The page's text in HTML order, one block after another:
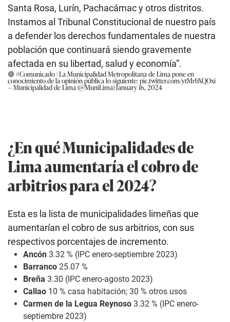
Santa Rosa, Lurín, Pachacámac y otros distritos.
Instamos al Tribunal Constitucional de nuestro país
a defender los derechos fundamentales de nuestra
población que continuará siendo gravemente
afectada en su libertad, salud y economía”.
🔴#Comunicado | La Municipalidad Metropolitana de Lima pone en
conocimiento de la opinión pública lo siguiente:pic.twitter.com/ytMrbXQOxi
— Municipalidad de Lima (@MuniLima)January 16, 2024
¿En qué Municipalidades de
Lima aumentaría el cobro de
arbitrios para el 2024?
Esta es la lista de municipalidades limeñas que
aumentarían el cobro de sus arbitrios, con sus
respectivos porcentajes de incremento.
Ancón 3.32 % (IPC enero-septiembre 2023)
Barranco 25.07 %
Breña 3.30 (IPC enero-agosto 2023)
Callao 10 % casa habitación; 30 % otros usos
Carmen de la Legua Reynoso 3.32 % (IPC enero-
septiembre 2023)